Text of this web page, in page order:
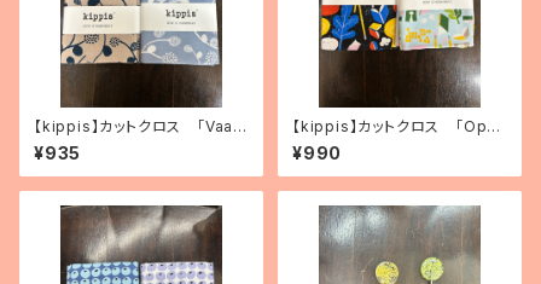
【kippis】カットクロス 「Vaap
ukka／ラズベリー」（2色）
¥935
【kippis】カットクロス 「Oppi
／教育」（2色）
¥990